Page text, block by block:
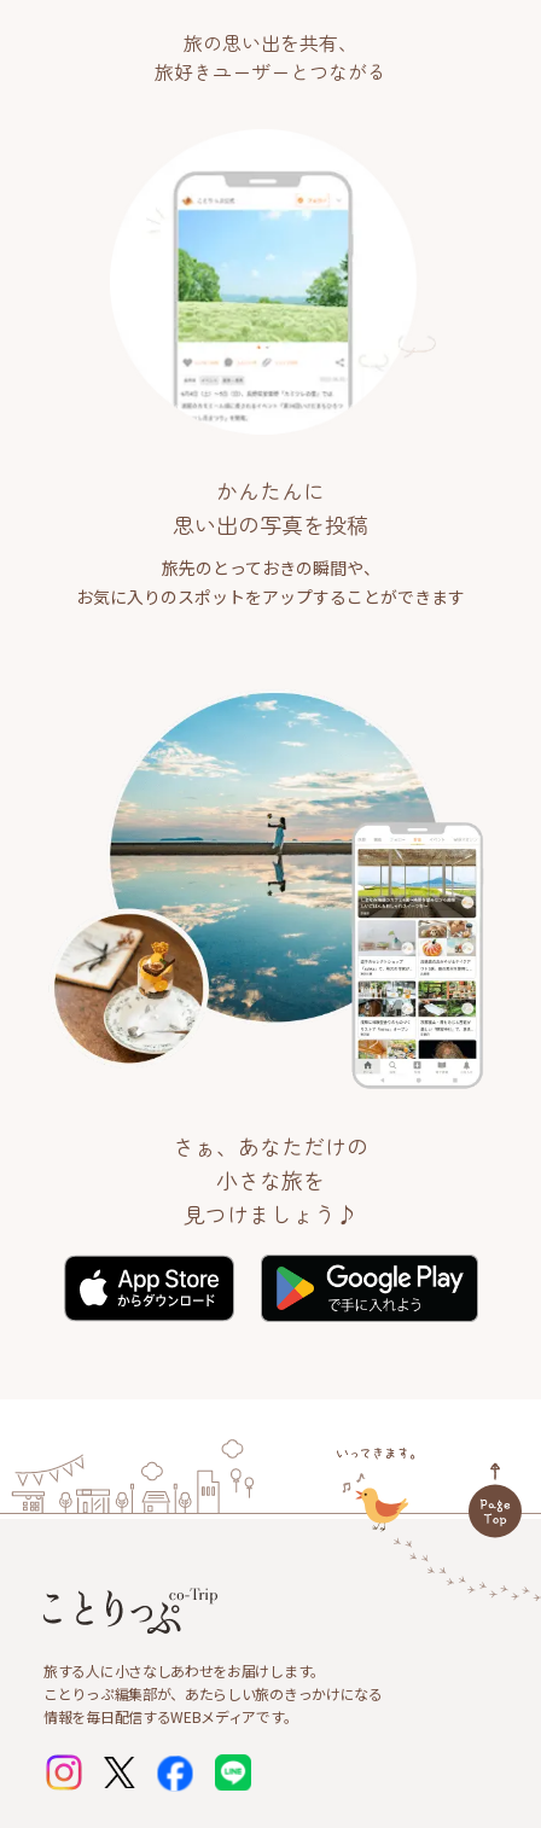
旅の思い出を共有、
旅好きユーザーとつながる
かんたんに
思い出の写真を投稿
旅先のとっておきの瞬間や、
お気に入りのスポットをアップすることができます
さぁ、あなただけの
小さな旅を
見つけましょう♪
旅する人に小さなしあわせをお届けします。
ことりっぷ編集部が、あたらしい旅のきっかけになる
情報を毎日配信するWEBメディアです。